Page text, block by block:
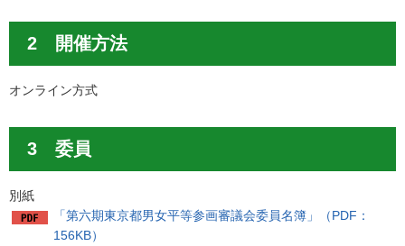
2 開催方法
オンライン方式
3 委員
別紙
「第六期東京都男女平等参画審議会委員名簿」（PDF：
156KB）